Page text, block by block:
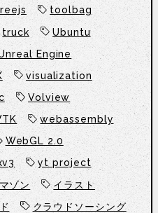
toolbag
truck
Ubuntu
Engine
visualization
Volview
webassembly
WebGL 2.0
yt project
ゾン
イラスト
クラウドソーシング